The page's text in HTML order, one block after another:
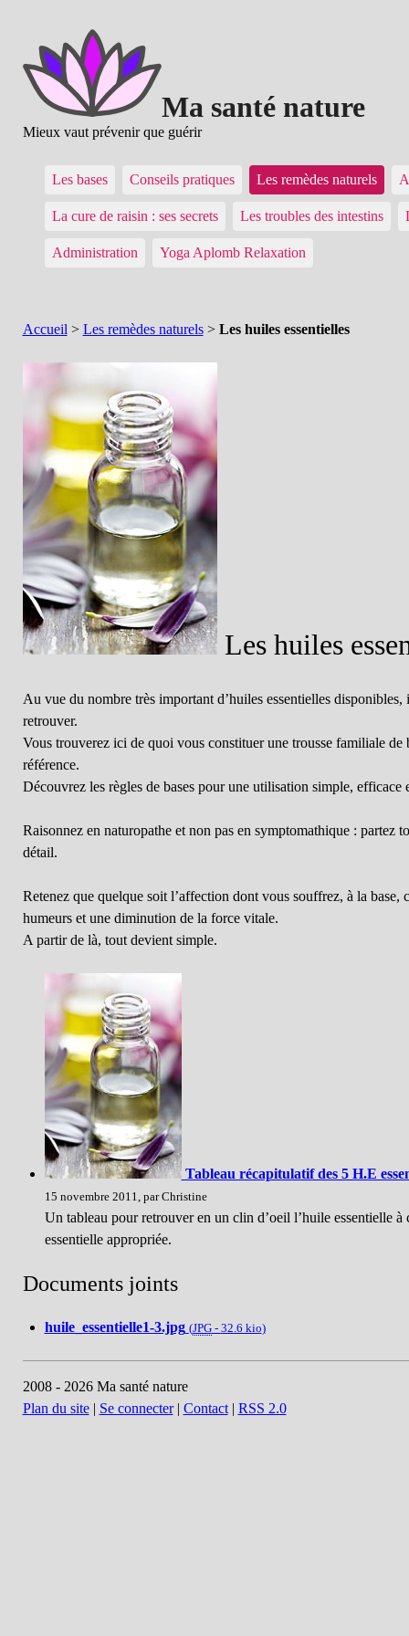
Ma santé nature
Mieux vaut prévenir que guérir
Les bases Conseils pratiques Les remèdes naturels
La cure de raisin : ses secrets Les troubles des intestins
Administration Yoga Aplomb Relaxation
Accueil > Les remèdes naturels> Les huiles essentielles
Les huiles
Au vue du nombre très important d’huiles essentielles
retrouver.
Vous trouverez ici de quoi vous constituer une trousse familiale de
référence.
Découvrez les règles de bases pour une utilisation simple, efficace
Raisonnez en naturopathe et non pas en symptomathique : partez
détail.
Retenez que quelque soit l’affection dont vous souffrez, à la base,
humeurs et une diminution de la force vitale.
A partir de là, tout devient simple.
Tableau récapitulatif des 5 H.E
15 novembre 2011, par Christine
Un tableau pour retrouver en un clin d’oeil l’huile essentielle
essentielle appropriée.
Documents joints
huile_essentielle1-3.jpg (JPG- 32.6 kio)
2008 - 2026 Ma santé nature
Plan du site| Se connecter| Contact| RSS 2.0